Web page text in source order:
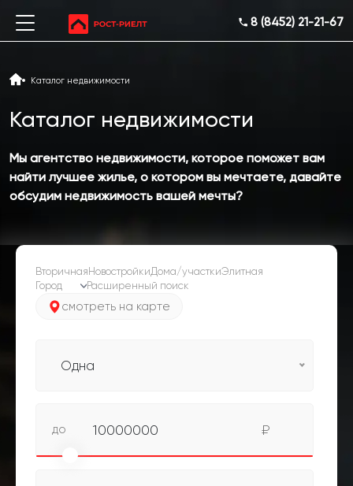
8 (8452) 21-21-67
Каталог недвижимости
Каталог недвижимости
Мы агентство недвижимости, которое поможет вам
найти лучшее жилье, о котором вы мечтаете, давайте
обсудим недвижимость вашей мечты?
Вторичная НовостройкиДома/участкиЭлитная
Расширенный поиск
смотреть на карте
Одна
до 10000000 ₽